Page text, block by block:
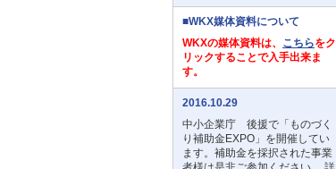
■WKX媒体資料について
WKXの媒体資料は、 こちらをク
リックすることで入手出来ま
す。
2016.10.29
中小企業庁 後援で「ものづく
り補助金EXPO」を開催してい
ます。補助金を採択された事業